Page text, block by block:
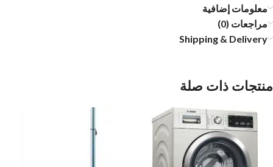
معلومات إضافية
مراجعات (0)
Shipping & Delivery
منتجات ذات صلة